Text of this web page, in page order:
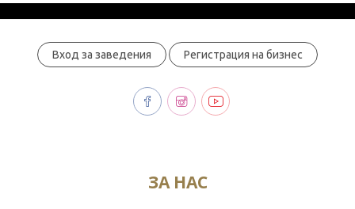
Вход за заведения Регистрация на бизнес
ЗА НАС